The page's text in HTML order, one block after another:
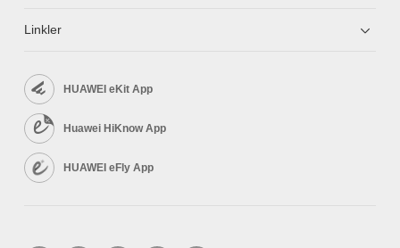
Linkler
HUAWEI eKit App
Huawei HiKnow App
HUAWEI eFly App